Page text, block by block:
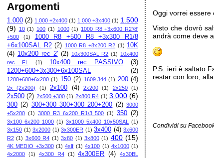
Argomenti
1.000 (2) 1.000 +2x400 (1) 1.000 +3x400 (1) 1.500
(9)
10 (1) 100 (1) 1000 (1) 1000 R8 +3x600 R2'/8'
+500
(1)
1000 R8 +500 R8 +3x300 R1/8
+6x100SAL R2 (2) 1000 R8 +8x200 R2 (1) 10K
(4) 10x200 rec 2' (2) 10x300SAL R2 (1) 10x400
rec FL
(1) 10x400 rec PASSIVO
(3)
1200+600+3x300+6x100SAL
(2)
1200+600+6x200 (1) 150 (2) 1609.344 (1) 200 (4)
2x (2x200) (1) 2x100 (4) 2x200 (1) 2x250 (1)
2x500 (2) 2x500 +300 (1) 2x800 R4 (1) 3.000 (6)
300 (2) 300+300 300+300 200+200 (2) 3000
+5x200 (1) 3000 R3 6x200 R1/3 500 (1) 350 (2)
3x100 6x200 1000 (1) 3x1000 5x400 10x50SAL
(1)
3x150 (1) 3x2000 (1) 3x300ER (1) 3x400 (4) 3x600
R2 (1) 3x600 R4 (1) 3x80 (1) 3x800 (1) 400 (15)
4K MEDIO +3x300 (1) 4slf (1) 4x100 (1) 4x1000 (1)
4x2000 (1) 4x300 R4 (1) 4x300ER (4)
4x30BL
Oggi vorrei essere
Visto che dovrò
andrà come deve
P.S. ieri è saltato
restar con loro,
Condividi su